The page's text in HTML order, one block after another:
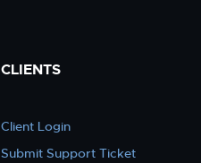
CLIENTS
Client Login
Submit Support Ticket